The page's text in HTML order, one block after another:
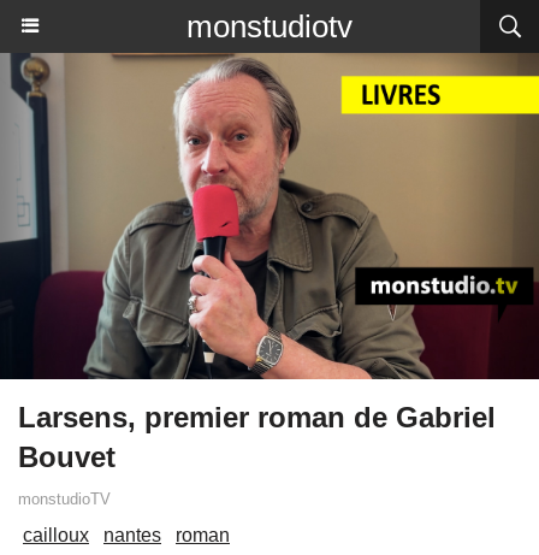
monstudiotv
Larsens, premier roman de Gabriel
Bouvet
monstudioTV
cailloux nantes
roman